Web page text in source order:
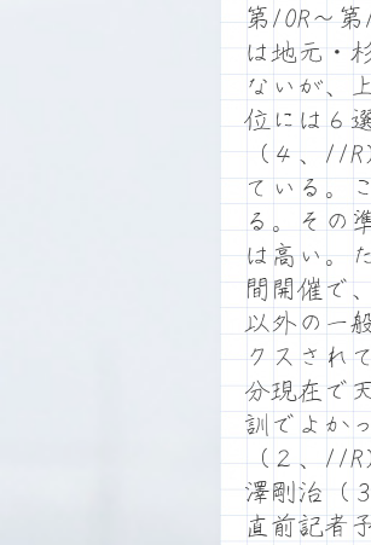
第10R～
は地元・
ないが、
位には６
（４、
ている。
る。その
は高い。
間開催で
以外の一
クスされ
分現在で
訓でよか
（２、
澤剛治（
直前記者